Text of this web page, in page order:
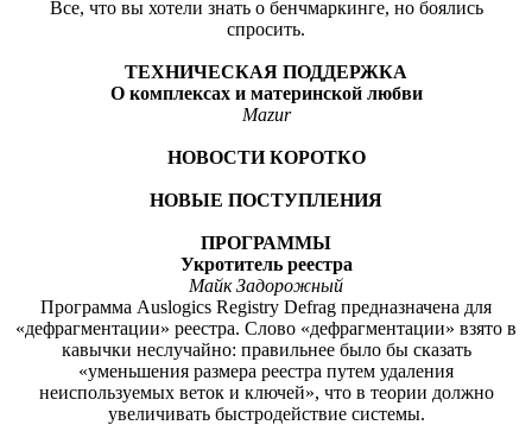
Все, что вы хотели знать о бенчмаркинге, но боялись
спросить.
ТЕХНИЧЕСКАЯ ПОДДЕРЖКА
О комплексах и материнской любви
Mazur
НОВОСТИ КОРОТКО
НОВЫЕ ПОСТУПЛЕНИЯ
ПРОГРАММЫ
Укротитель реестра
Майк Задорожный
Программа Auslogics Registry Defrag предназначена для
«дефрагментации» реестра. Слово «дефрагментации» взято в
кавычки неслучайно: правильнее было бы сказать
«уменьшения размера реестра путем удаления
неиспользуемых веток и ключей», что в теории должно
увеличивать быстродействие системы.